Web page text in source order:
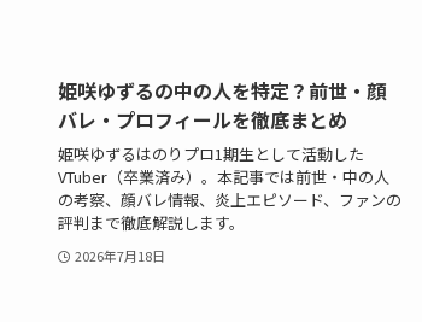
姫咲ゆずるの中の人を特定？前世・顔
バレ・プロフィールを徹底まとめ
姫咲ゆずるはのりプロ1期生として活動した
VTuber（卒業済み）。本記事では前世・中の人
の考察、顔バレ情報、炎上エピソード、ファンの
評判まで徹底解説します。
2026年7月18日